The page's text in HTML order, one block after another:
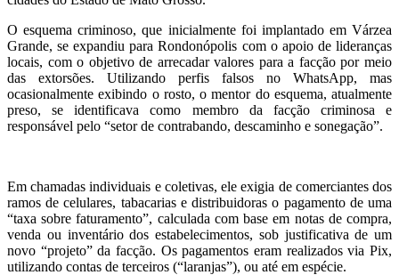
O esquema criminoso, que inicialmente foi implantado em Várzea
Grande, se expandiu para Rondonópolis com o apoio de lideranças
locais, com o objetivo de arrecadar valores para a facção por meio
das extorsões. Utilizando perfis falsos no WhatsApp, mas
ocasionalmente exibindo o rosto, o mentor do esquema, atualmente
preso, se identificava como membro da facção criminosa e
responsável pelo “setor de contrabando, descaminho e sonegação”.
Em chamadas individuais e coletivas, ele exigia de comerciantes dos
ramos de celulares, tabacarias e distribuidoras o pagamento de uma
“taxa sobre faturamento”, calculada com base em notas de compra,
venda ou inventário dos estabelecimentos, sob justificativa de um
novo “projeto” da facção. Os pagamentos eram realizados via Pix,
utilizando contas de terceiros (“laranjas”), ou até em espécie.